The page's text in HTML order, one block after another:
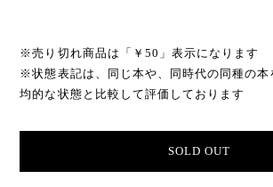
※売り切れ商品は「￥50」表示になります
※状態表記は、同じ本や、同時代の同種の本
均的な状態と比較して評価しております
SOLD OUT